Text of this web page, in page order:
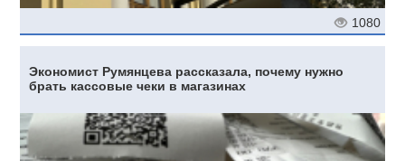
1080
Экономист Румянцева рассказала, почему нужно
брать кассовые чеки в магазинах